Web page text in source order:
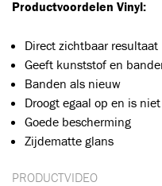
Productvoordelen Vinyl:
Direct zichtbaar resultaat
Geeft kunststof en
Banden als nieuw
Droogt egaal op en is
Goede bescherming
Zijdematte glans
PRODUCTVIDEO
Toegevoegd aan